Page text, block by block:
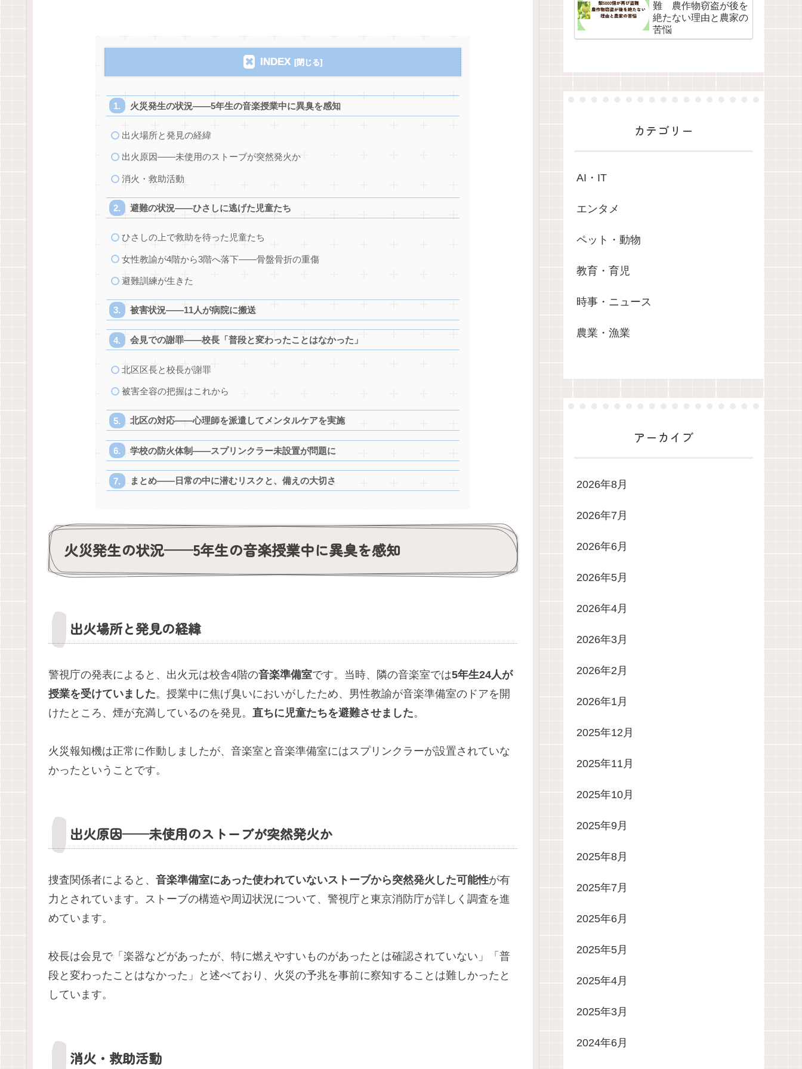
INDEX
火災発生の状況——5年生の音楽授業中に異臭を感知
出火場所と発見の経緯
出火原因——未使用のストーブが突然発火か
消火・救助活動
避難の状況——ひさしに逃げた児童たち
ひさしの上で救助を待った児童たち
女性教諭が4階から3階へ落下——骨盤骨折の重傷
避難訓練が生きた
被害状況——11人が病院に搬送
会見での謝罪——校長「普段と変わったことはなかった」
北区区長と校長が謝罪
被害全容の把握はこれから
北区の対応——心理師を派遣してメンタルケアを実施
学校の防火体制——スプリンクラー未設置が問題に
まとめ——日常の中に潜むリスクと、備えの大切さ
火災発生の状況——5年生の音楽授業中に異臭を感知
出火場所と発見の経緯
警視庁の発表によると、出火元は校舎4階の音楽準備室です。当時、隣の音楽室では5年生24人が
授業を受けていました。授業中に焦げ臭いにおいがしたため、男性教諭が音楽準備室のドアを開
けたところ、煙が充満しているのを発見。 直ちに児童たちを避難させました。
火災報知機は正常に作動しましたが、音楽室と音楽準備室にはスプリンクラーが設置されていな
かったということです。
出火原因——未使用のストーブが突然発火か
捜査関係者によると、 音楽準備室にあった使われていないストーブから突然発火した可能性が有
力とされています。ストーブの構造や周辺状況について、警視庁と東京消防庁が詳しく調査を進
めています。
校長は会見で「楽器などがあったが、特に燃えやすいものがあったとは確認されていない」「普
段と変わったことはなかった」と述べており、火災の予兆を事前に察知することは難しかったと
しています。
消火・救助活動
難 農作物窃盗が後を
絶たない理由と農家の
苦悩
カテゴリー
AI・IT
エンタメ
ペット・動物
教育・育児
時事・ニュース
農業・漁業
アーカイブ
2026年8月
2026年7月
2026年6月
2026年5月
2026年4月
2026年3月
2026年2月
2026年1月
2025年12月
2025年11月
2025年10月
2025年9月
2025年8月
2025年7月
2025年6月
2025年5月
2025年4月
2025年3月
2024年6月